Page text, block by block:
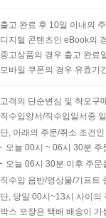
출고 완료 후 10일 이내의
디지털 콘텐츠인 eBook의
중고상품의 경우 출고 완료
모바일 쿠폰의 경우 유효기
고객의 단순변심 및 착오구
직수입양서/직수입일서중
단, 아래의 주문/취소 조건
오늘 00시 ~ 06시 30분
오늘 06시 30분 이후 주
직수입 음반/영상물/기프트
단, 당일 00시~13시 사이의
박스 포장은 택배 배송이